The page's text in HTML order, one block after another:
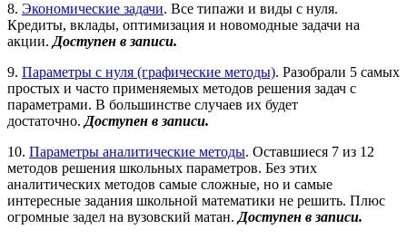
8. Экономические задачи. Все типажи и виды с нуля.
Кредиты, вклады, оптимизация и новомодные задачи на
акции. Доступен в записи.
9. Параметры с нуля (графические методы). Разобрали 5 самых
простых и часто применяемых методов решения задач с
параметрами. В большинстве случаев их будет
достаточно. Доступен в записи.
10. Параметры аналитические методы. Оставшиеся 7 из 12
методов решения школьных параметров. Без этих
аналитических методов самые сложные, но и самые
интересные задания школьной математики не решить. Плюс
огромные задел на вузовский матан. Доступен в записи.